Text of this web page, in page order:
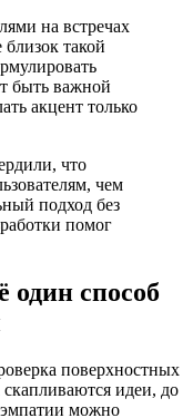
на встречах
такой
быть важной
акцент только
что
чем
подход без
помог
способ
поверхностных
скапливаются идеи, до
эмпатии можно